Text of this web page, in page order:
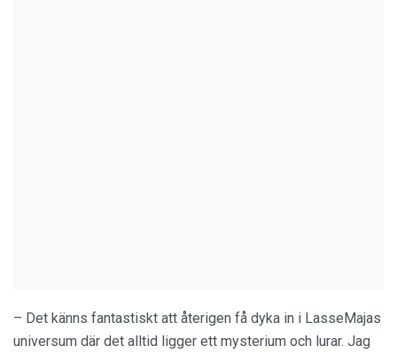
– Det känns fantastiskt att återigen få dyka in i LasseMajas
universum där det alltid ligger ett mysterium och lurar. Jag